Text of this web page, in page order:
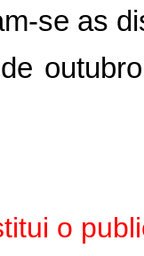
se as
o